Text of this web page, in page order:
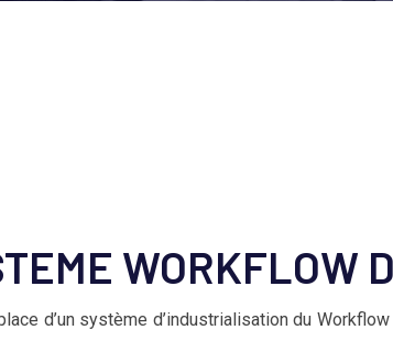
WORKFLOW
d’un système d’industrialisation du